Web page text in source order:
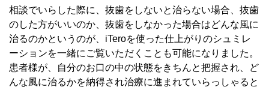
相談でいらした際に、抜歯をしないと治らない場合、抜歯
のした方がいいのか、抜歯をしなかった場合はどんな風に
治るのかというのが、iTeroを使った仕上がりのシュミレ
ーションを一緒にご覧いただくことも可能になりました。
患者様が、自分のお口の中の状態をきちんと把握され、ど
んな風に治るかを納得され治療に進まれていらっしゃると